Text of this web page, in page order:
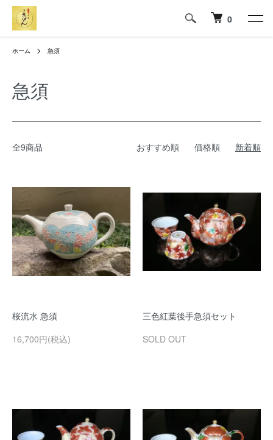
0
ホーム 急須
急須
全9商品 おすすめ順 価格順 新着順
桜流水 急須
16,700円(税込)
三色紅葉後手急須セット
SOLD OUT